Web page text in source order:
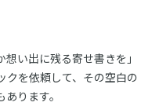
い出に残る寄せ書きを」
クを依頼して、その空白の
ります。